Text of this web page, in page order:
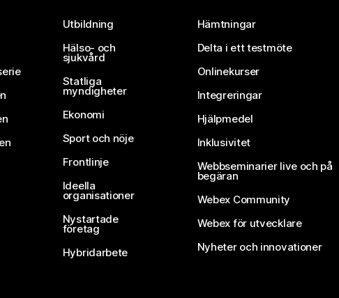
Skicka in en fråga
Utbildning
Hälso- och
sjukvård
Statliga
myndigheter
Ekonomi
Sport och nöje
Frontlinje
Ideella
organisationer
Nystartade
företag
Hybridarbete
Hämtningar
Delta i ett testmöte
Onlinekurser
Integreringar
Hjälpmedel
Inklusivitet
Webbseminarier live och på
begäran
Webex Community
Webex för utvecklare
Nyheter och innovationer